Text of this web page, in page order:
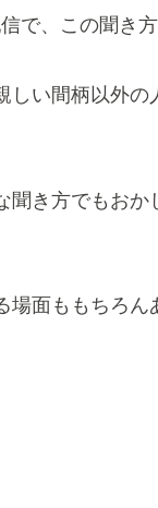
で、この聞き
い間柄以外の
聞き方でもおか
面ももちろん